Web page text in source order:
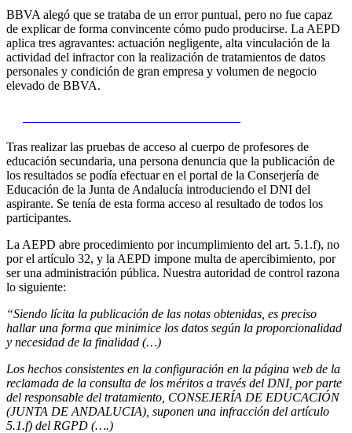
BBVA alegó que se trataba de un error puntual, pero no fue capaz
de explicar de forma convincente cómo pudo producirse. La AEPD
aplica tres agravantes: actuación negligente, alta vinculación de la
actividad del infractor con la realización de tratamientos de datos
personales y condición de gran empresa y volumen de negocio
elevado de BBVA.
Tras realizar las pruebas de acceso al cuerpo de profesores de
educación secundaria, una persona denuncia que la publicación de
los resultados se podía efectuar en el portal de la Conserjería de
Educación de la Junta de Andalucía introduciendo el DNI del
aspirante. Se tenía de esta forma acceso al resultado de todos los
participantes.
La AEPD abre procedimiento por incumplimiento del art. 5.1.f), no
por el artículo 32, y la AEPD impone multa de apercibimiento, por
ser una administración pública. Nuestra autoridad de control razona
lo siguiente:
“Siendo lícita la publicación de las notas obtenidas, es preciso
hallar una forma que minimice los datos según la proporcionalidad
y necesidad de la finalidad (…)
Los hechos consistentes en la configuración en la página web de la
reclamada de la consulta de los méritos a través del DNI, por parte
del responsable del tratamiento, CONSEJERÍA DE EDUCACIÓN
(JUNTA DE ANDALUCIA), suponen una infracción del artículo
5.1.f) del RGPD (….)